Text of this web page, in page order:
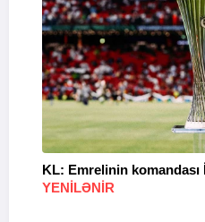
KL: Emrelinin
YENİLƏNİR